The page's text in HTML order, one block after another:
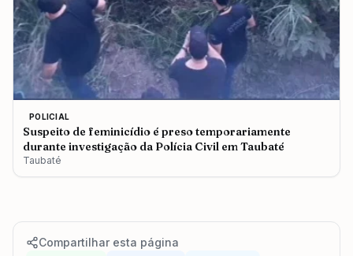
POLICIAL
Suspeito de feminicídio é preso temporariamente
durante investigação da Polícia Civil em Taubaté
Taubaté
Compartilhar esta página